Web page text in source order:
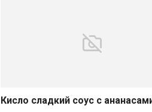
Кисло сладкий соус с